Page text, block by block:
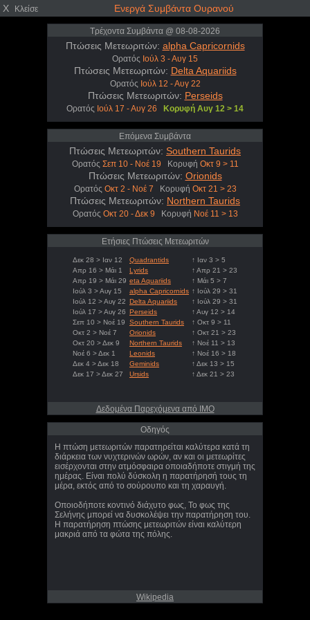
X Κλείσε Ενεργά Συμβάντα Ουρανού
Τρέχοντα Συμβάντα @ 08-08-2026
Πτώσεις Μετεωριτών: alpha Capricornids
Ορατός Ιούλ 3 - Αυγ 15
Πτώσεις Μετεωριτών: Delta Aquariids
Ορατός Ιούλ 12 - Αυγ 22
Πτώσεις Μετεωριτών: Perseids
Ορατός Ιούλ 17 - Αυγ 26 Κορυφή Αυγ 12 > 14
Επόμενα Συμβάντα
Πτώσεις Μετεωριτών: Southern Taurids
Ορατός Σεπ 10 - Νοέ 19 Κορυφή Οκτ 9 > 11
Πτώσεις Μετεωριτών: Orionids
Ορατός Οκτ 2 - Νοέ 7 Κορυφή Οκτ 21 > 23
Πτώσεις Μετεωριτών: Northern Taurids
Ορατός Οκτ 20 - Δεκ 9 Κορυφή Νοέ 11 > 13
Ετήσιες Πτώσεις Μετεωριτών
Δεκ 28 > Ιαν 12 Quadrantids
↑ Ιαν 3 > 5
Απρ 16 > Μάι 1
Lyrids
↑ Απρ 21 > 23
Απρ 19 > Μάι 29 eta Aquariids
↑ Μάι 5 > 7
Ιούλ 3 > Αυγ 15
alpha Capricornids ↑ Ιούλ 29 > 31
Ιούλ 12 > Αυγ 22 Delta Aquariids
↑ Ιούλ 29 > 31
Ιούλ 17 > Αυγ 26 Perseids
↑ Αυγ 12 > 14
Σεπ 10 > Νοέ 19
Southern Taurids
↑ Οκτ 9 > 11
Οκτ 2 > Νοέ 7
Orionids
↑ Οκτ 21 > 23
Οκτ 20 > Δεκ 9
Northern Taurids
↑ Νοέ 11 > 13
Νοέ 6 > Δεκ 1
Leonids
↑ Νοέ 16 > 18
Δεκ 4 > Δεκ 18
Geminids
↑ Δεκ 13 > 15
Δεκ 17 > Δεκ 27
Ursids ↑ Δεκ 21 > 23
Δεδομένα Παρεχόμενα από IMO
Οδηγός
Η πτώση μετεωριτών παρατηρείται καλύτερα κατά τη
διάρκεια των νυχτερινών ωρών, αν και οι μετεωρίτες
εισέρχονται στην ατμόσφαιρα οποιαδήποτε στιγμή της
ημέρας. Είναι πολύ δύσκολη η παρατήρησή τους τη
μέρα, εκτός από το σούρουπο και τη χαραυγή.
Οποιοδήποτε κοντινό διάχυτο φως, Το φως της
Σελήνης μπορεί να δυσκολέψει την παρατήρηση του.
Η παρατήρηση πτώσης μετεωριτών είναι καλύτερη
μακριά από τα φώτα της πόλης.
Wikipedia